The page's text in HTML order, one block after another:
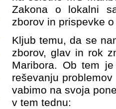
Zakona o lokalni
zborov in prispevke
Kljub temu, da se
zborov, glav in rok
Maribora. Ob tem
reševanju
vabimo na svoja
v tem tednu: